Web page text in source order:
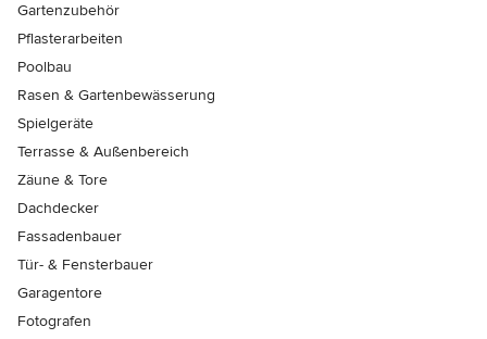
Gartenzubehör
Pflasterarbeiten
Poolbau
Rasen & Gartenbewässerung
Spielgeräte
Terrasse & Außenbereich
Zäune & Tore
Dachdecker
Fassadenbauer
Tür- & Fensterbauer
Garagentore
Fotografen